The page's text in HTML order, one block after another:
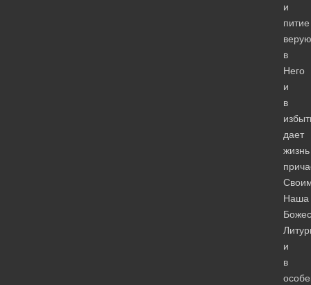
и
питие
в
Него
и
в
дает
жизнь
Наша
и
в